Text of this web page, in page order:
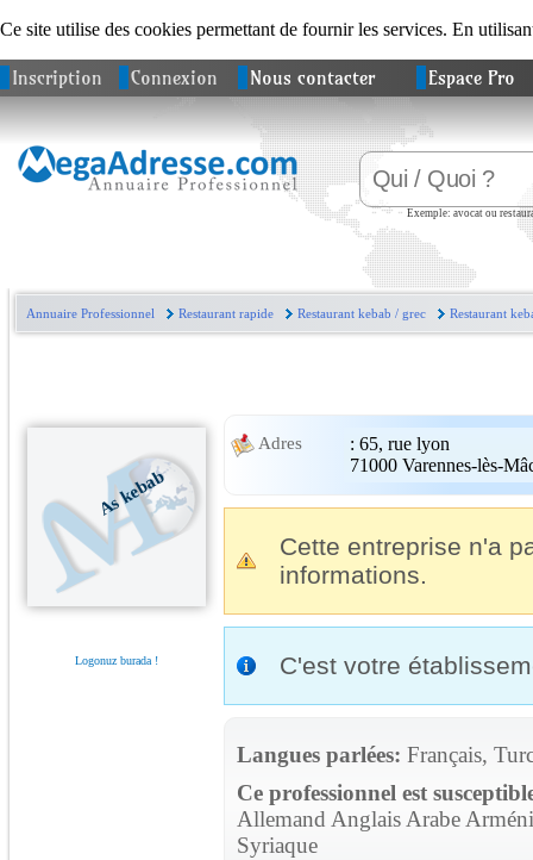
Ce site utilise des cookies permettant de fournir les services. En
Inscription Connexion Nous contacter Espace Pro
Exemple: avocat ou
Annuaire Professionnel Restaurant rapide Restaurant kebab / grec Restaurant
As kebab
Logonuz burada !
Adres : 65, rue lyon
71000 Varennes-lès-
Cette entreprise n'a
informations.
C'est votre
Langues parlées: Français,
Ce professionnel est
Allemand Anglais Arabe
Syriaque